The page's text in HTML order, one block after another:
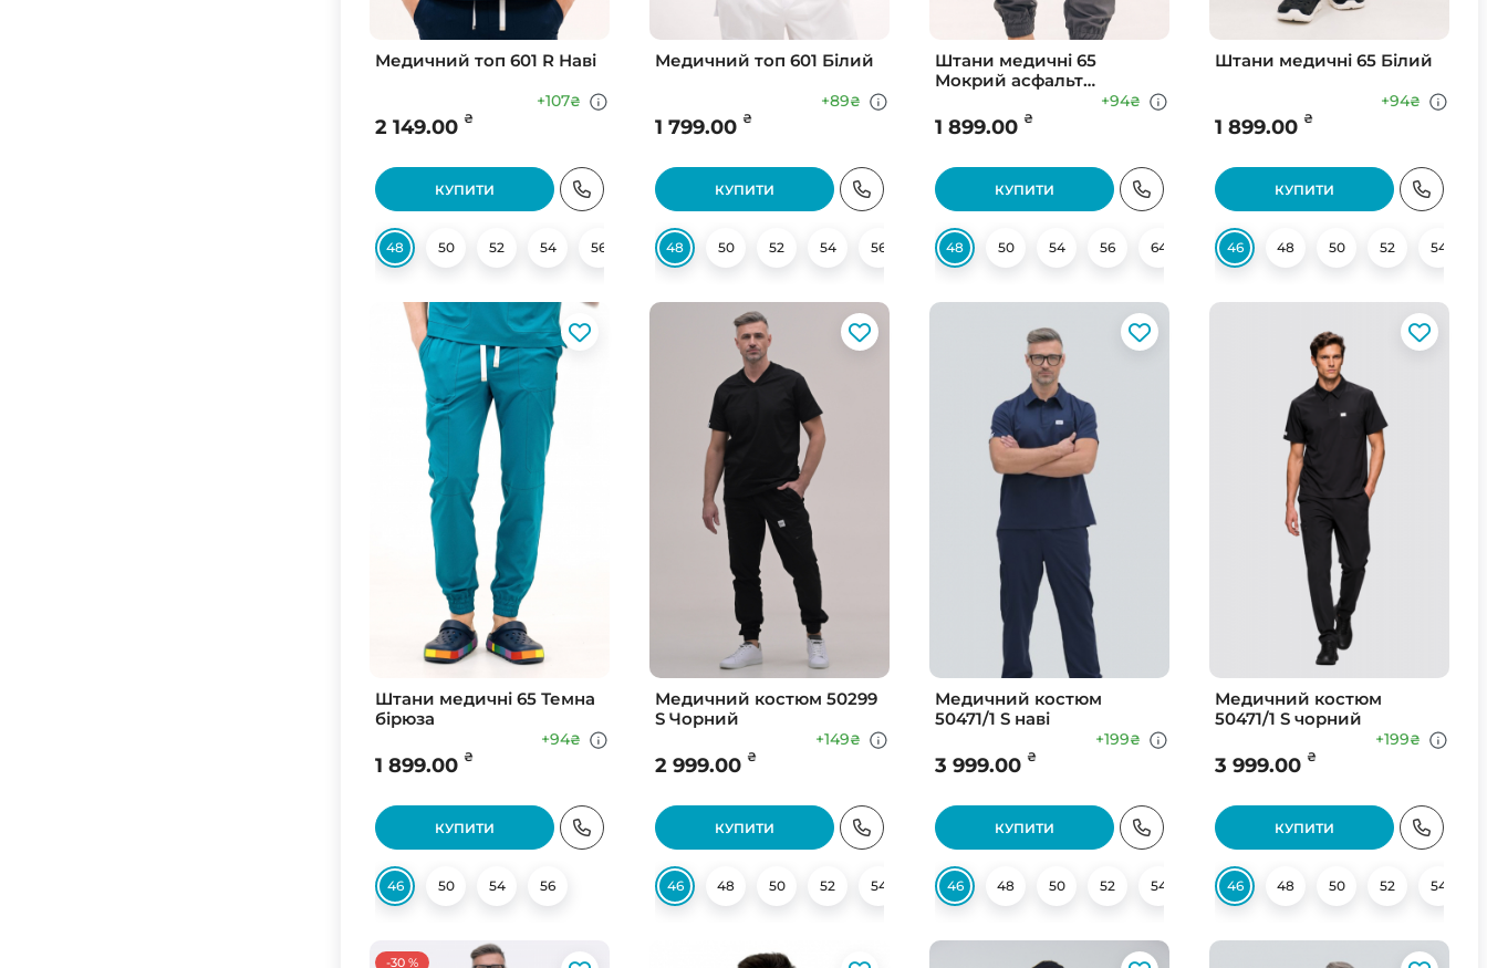
Медичний топ 601 R Наві
2 149.00 ₴
+107₴
КУПИТИ
48 50 52 54 56 58
Медичний топ 601 Білий
1 799.00 ₴
+89₴
КУПИТИ
48 50 52 54 56
Штани медичні 65
Мокрий асфальт
1 899.00 ₴
+94₴
КУПИТИ
48 50 54 56 64
Штани медичні 65 Білий
1 899.00 ₴
+94₴
КУПИТИ
46 48 50 52 54
Штани медичні 65 Темна
бірюза
1 899.00 ₴
+94₴
КУПИТИ
46 50 54 56
Медичний костюм 50299
S Чорний
2 999.00 ₴
+149₴
КУПИТИ
46 48 50 52 54 56 60
Медичний костюм
50471/1 S наві
3 999.00 ₴
+199₴
КУПИТИ
46 48 50 52 54 56 58
Медичний костюм
50471/1 S чорний
3 999.00 ₴
+199₴
КУПИТИ
46 48 50 52 54
-30 %